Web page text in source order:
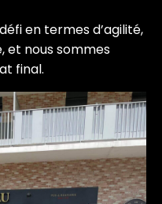
en termes d’agilité,
et nous sommes
final.